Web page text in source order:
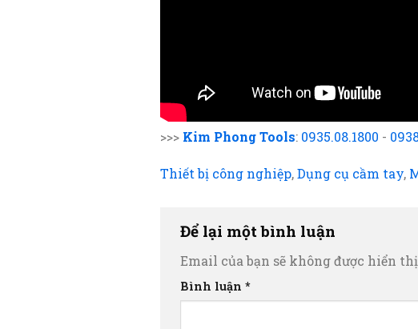
>>> Kim Phong Tools: 0935.08.1800 -
Thiết bị công nghiệp,Dụng cụ cầm tay,
Để lại một bình luận
Email của bạn sẽ không được hiển
Bình luận *